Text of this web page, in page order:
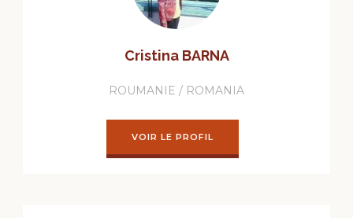
Cristina BARNA
ROUMANIE / ROMANIA
VOIR LE PROFIL